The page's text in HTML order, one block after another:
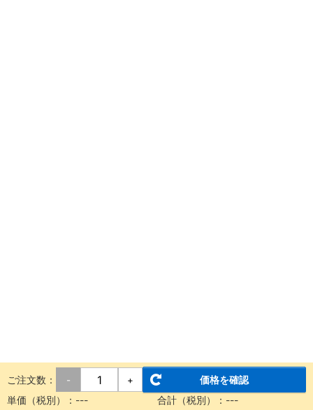
ご注文数： - +
価格を確認
単価（税別）： --- 合計（税別）： ---